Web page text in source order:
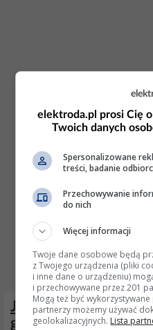
Jak naprawić
górnej części? Czy
elektroda.pl prosi Cię
Twoich danych
Spersonalizowane
treści, badanie
Przechowywanie
do nich
Więcej informacji
Twoje dane osobowe będą
z Twojego urządzenia (pliki
i inne dane o urządzeniu)
i przechowywane przez 201
Mogą też być
partnerzy możemy używać
geolokalizacyjnych. Lista